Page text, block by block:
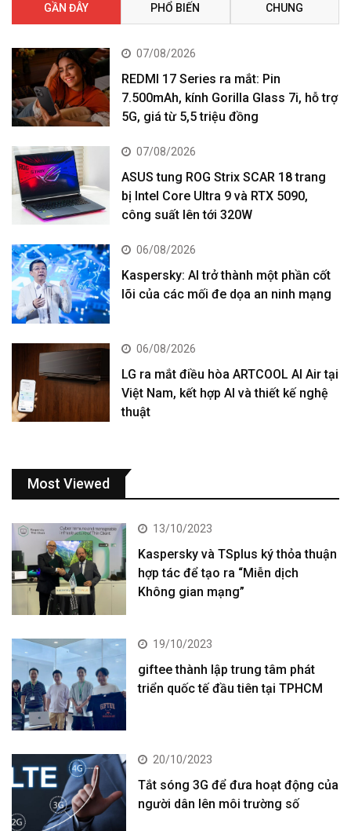
GẦN ĐÂY PHỔ BIẾN CHUNG
07/08/2026
REDMI 17 Series ra mắt: Pin
7.500mAh, kính Gorilla Glass 7i, hỗ trợ
5G, giá từ 5,5 triệu đồng
07/08/2026
ASUS tung ROG Strix SCAR 18 trang
bị Intel Core Ultra 9 và RTX 5090,
công suất lên tới 320W
06/08/2026
Kaspersky: AI trở thành một phần cốt
lõi của các mối đe dọa an ninh mạng
06/08/2026
LG ra mắt điều hòa ARTCOOL AI Air tại
Việt Nam, kết hợp AI và thiết kế nghệ
thuật
Most Viewed
13/10/2023
Kaspersky và TSplus ký thỏa thuận
hợp tác để tạo ra “Miễn dịch
Không gian mạng”
19/10/2023
giftee thành lập trung tâm phát
triển quốc tế đầu tiên tại TPHCM
20/10/2023
Tắt sóng 3G để đưa hoạt động của
người dân lên môi trường số